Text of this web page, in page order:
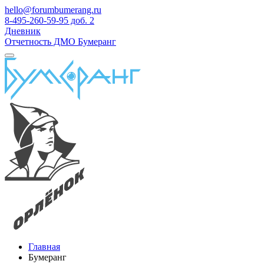
hello@forumbumerang.ru
8-495-260-59-95 доб. 2
Дневник
Отчетность ДМО Бумеранг
Главная
Бумеранг